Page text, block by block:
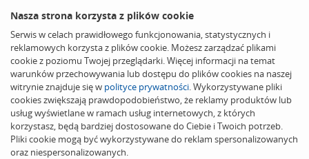
Nasza strona korzysta z plików cookie
Serwis w celach prawidłowego funkcjonowania, statystycznych i
reklamowych korzysta z plików cookie. Możesz zarządzać plikami
cookie z poziomu Twojej przeglądarki. Więcej informacji na temat
warunków przechowywania lub dostępu do plików cookies na naszej
witrynie znajduje się w polityce prywatności. Wykorzystywane pliki
cookies zwiększają prawdopodobieństwo, że reklamy produktów lub
usług wyświetlane w ramach usług internetowych, z których
korzystasz, będą bardziej dostosowane do Ciebie i Twoich potrzeb.
Pliki cookie mogą być wykorzystywane do reklam spersonalizowanych
oraz niespersonalizowanych.